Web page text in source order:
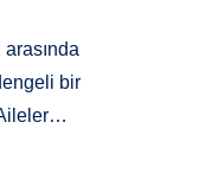
bir